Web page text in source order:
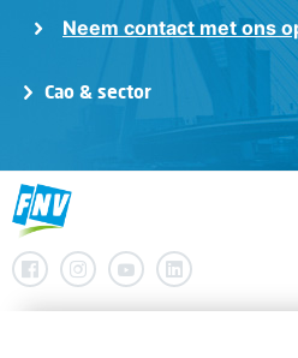
Neem contact met ons
Cao & sector